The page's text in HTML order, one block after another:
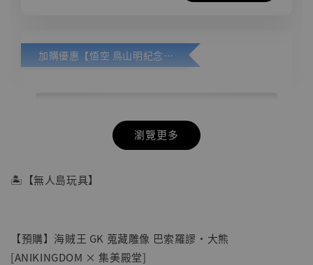
加購優惠【悟空 鳥山明紀念款 [奇蹟工作室]】
瀏覽更多
🏝【無人島玩具】
【預購】海賊王 GK 蒐藏雕像 巴索羅謬·大熊
[ANIKINGDOM × 集美殿堂]